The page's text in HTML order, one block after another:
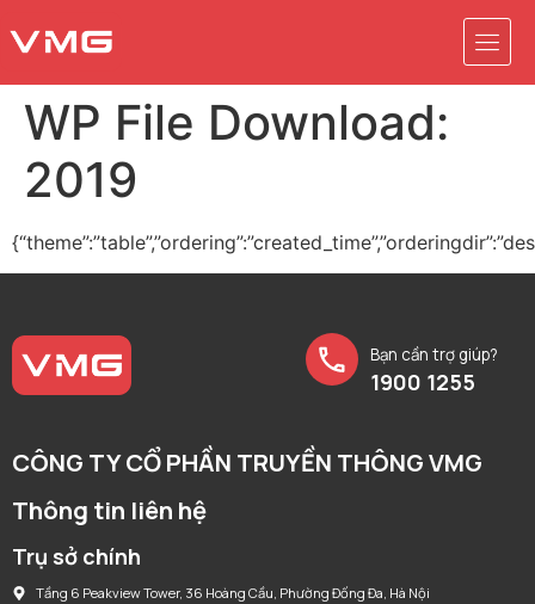
WP File Download:
2019
Bạn cần trợ giúp?
1900 1255
CÔNG TY CỔ PHẦN TRUYỀN THÔNG VMG
Thông tin liên hệ
Trụ sở chính
Tầng 6 Peakview Tower, 36 Hoàng Cầu, Phường Đống Đa, Hà Nội